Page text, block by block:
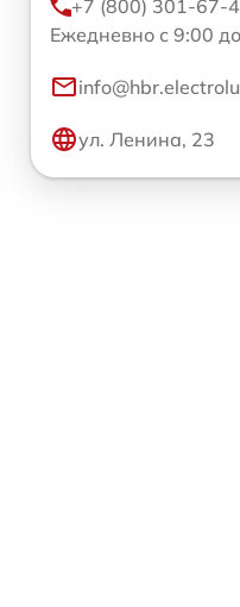
+7 (800) 301-67-
Ежедневно с 9:00
ул. Ленина, 23